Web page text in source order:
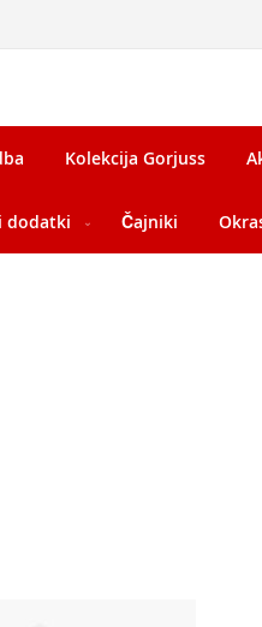
Kolekcija Gorjuss
dodatki Čajniki